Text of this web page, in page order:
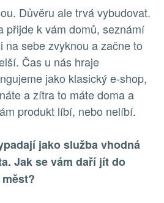
Důvěru ale trvá vybudovat.
přijde k vám domů, seznámí
na sebe zvyknou a začne to
Čas u nás hraje
jako klasický e-shop,
a zítra to máte doma a
produkt líbí, nebo nelíbí.
jako služba vhodná
Jak se vám daří jít do